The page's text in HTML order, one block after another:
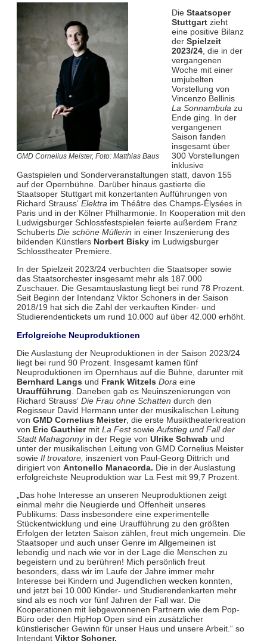
GMD Cornelius Meister, Foto: Matthias Baus
Die Staatsoper
Stuttgartzieht
eine positive Bilanz
der Spielzeit
2023/24, die in der
vergangenen
Woche mit einer
umjubelten
Vorstellung von
Vincenzo Bellinis
La Sonnambula zu
Ende ging. In der
vergangenen
Saison fanden
insgesamt über
300 Vorstellungen
inklusive
Gastspielen und Sonderveranstaltungen statt, davon 155
auf der Opernbühne. Darüber hinaus gastierte die
Staatsoper Stuttgart mit konzertanten Aufführungen von
Richard Strauss‘ Elektra im Théâtre des Champs-Élysées in
Paris und in der Kölner Philharmonie. In Kooperation mit den
Ludwigsburger Schlossfestspielen feierte außerdem Franz
Schuberts Die schöne Müllerin in einer Inszenierung des
bildenden Künstlers Norbert Biskyim Ludwigsburger
Schlosstheater Premiere.
In der Spielzeit 2023/24 verbuchten die Staatsoper sowie
das Staatsorchester insgesamt mehr als 187.000
Zuschauer. Die Gesamtauslastung liegt bei rund 78 Prozent.
Seit Beginn der Intendanz Viktor Schoners in der Saison
2018/19 hat sich die Zahl der verkauften Kinder- und
Studierendentickets um rund 10.000 auf über 42.000 erhöht.
Erfolgreiche Neuproduktionen
Die Auslastung der Neuproduktionen in der Saison 2023/24
liegt bei rund 90 Prozent. Insgesamt kamen fünf
Neuproduktionen im Opernhaus auf die Bühne, darunter mit
Bernhard Langs und Frank Witzels Dora eine
Uraufführung . Daneben gab es Neuinszenierungen von
Richard Strauss‘ Die Frau ohne Schatten durch den
Regisseur David Hermann unter der musikalischen Leitung
von GMD Cornelius Meister, die erste Musiktheaterkreation
von Eric Gauthiermit La Festsowie Aufstieg und Fall der
Stadt Mahagonnyin der Regie von Ulrike Schwab und
unter der musikalischen Leitung von GMD Cornelius Meister
sowie Il trovatore, inszeniert von Paul-Georg Dittrich und
dirigiert von Antonello Manacorda. Die in der Auslastung
erfolgreichste Neuproduktion war La Fest mit 99,7 Prozent.
„Das hohe Interesse an unseren Neuproduktionen zeigt
einmal mehr die Neugierde und Offenheit unseres
Publikums: Dass insbesondere eine experimentelle
Stückentwicklung und eine Uraufführung zu den größten
Erfolgen der letzten Saison zählen, freut mich ungemein. Die
Staatsoper und auch unser Genre im Allgemeinen ist
lebendig und nach wie vor in der Lage die Menschen zu
begeistern und zu berühren! Mich persönlich freut
besonders, dass wir im Laufe der Jahre immer mehr
Interesse bei Kindern und Jugendlichen wecken konnten,
und jetzt bei 10.000 Kinder- und Studierendenkarten mehr
sind als es noch vor fünf Jahren der Fall war. Die
Kooperationen mit liebgewonnenen Partnern wie dem Pop-
Büro oder den HipHop Open sind ein zusätzlicher
künstlerischer Gewinn für unser Haus und unsere Arbeit.“ so
Intendant Viktor Schoner.